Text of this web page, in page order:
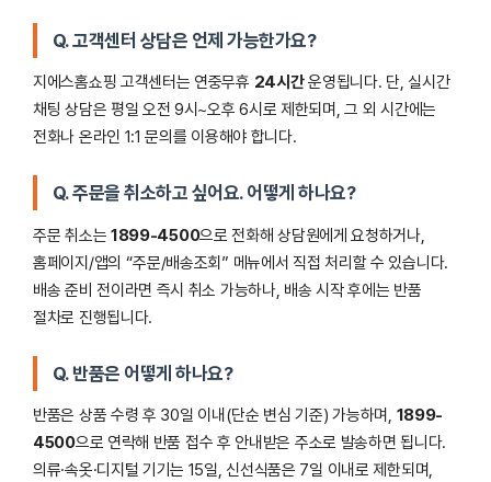
Q. 고객센터 상담은 언제 가능한가요?
지에스홈쇼핑 고객센터는 연중무휴 24시간운영됩니다. 단, 실시간
채팅 상담은 평일 오전 9시~오후 6시로 제한되며, 그 외 시간에는
전화나 온라인 1:1 문의를 이용해야 합니다.
Q. 주문을 취소하고 싶어요. 어떻게 하나요?
주문 취소는 1899-4500으로 전화해 상담원에게 요청하거나,
홈페이지/앱의 “주문/배송조회” 메뉴에서 직접 처리할 수 있습니다.
배송 준비 전이라면 즉시 취소 가능하나, 배송 시작 후에는 반품
절차로 진행됩니다.
Q. 반품은 어떻게 하나요?
반품은 상품 수령 후 30일 이내(단순 변심 기준) 가능하며, 1899-
4500으로 연락해 반품 접수 후 안내받은 주소로 발송하면 됩니다.
의류·속옷·디지털 기기는 15일, 신선식품은 7일 이내로 제한되며,